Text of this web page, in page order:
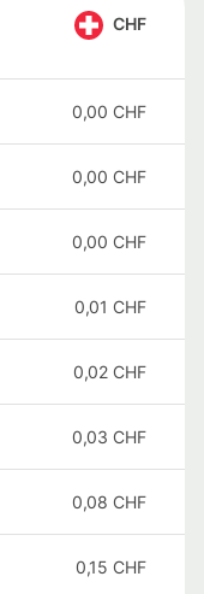
CHF
0,00 CHF
0,00 CHF
0,00 CHF
0,01 CHF
0,02 CHF
0,03 CHF
0,08 CHF
0,15 CHF